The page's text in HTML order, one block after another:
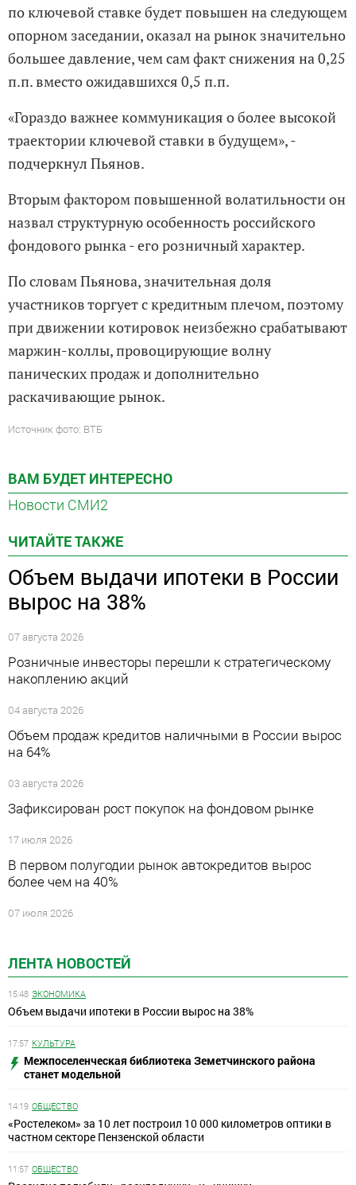
ЛЕНТА НОВОСТЕЙ
15:48 ЭКОНОМИКА
Объем выдачи ипотеки в России вырос на 38%
17:57 КУЛЬТУРА
Межпоселенческая библиотека Земетчинского района
станет модельной
14:19 ОБЩЕСТВО
«Ростелеком» за 10 лет построил 10 000 километров оптики в
частном секторе Пензенской области
11:57 ОБЩЕСТВО
по ключевой ставке будет повышен на следующем
опорном заседании, оказал на рынок значительно
большее давление, чем сам факт снижения на 0,25
п.п. вместо ожидавшихся 0,5 п.п.
«Гораздо важнее коммуникация о более высокой
траектории ключевой ставки в будущем», -
подчеркнул Пьянов.
Вторым фактором повышенной волатильности он
назвал структурную особенность российского
фондового рынка - его розничный характер.
По словам Пьянова, значительная доля
участников торгует с кредитным плечом, поэтому
при движении котировок неизбежно срабатывают
маржин-коллы, провоцирующие волну
панических продаж и дополнительно
раскачивающие рынок.
Источник фото: ВТБ
ВАМ БУДЕТ ИНТЕРЕСНО
Новости СМИ2
ЧИТАЙТЕ ТАКЖЕ
Объем выдачи ипотеки в России
вырос на 38%
07 августа 2026
Розничные инвесторы перешли к стратегическому
накоплению акций
04 августа 2026
Объем продаж кредитов наличными в России вырос
на 64%
03 августа 2026
Зафиксирован рост покупок на фондовом рынке
17 июля 2026
В первом полугодии рынок автокредитов вырос
более чем на 40%
07 июля 2026